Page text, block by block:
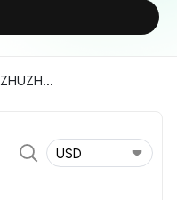
LAZHUZHU (LAZHUZHU)
USD